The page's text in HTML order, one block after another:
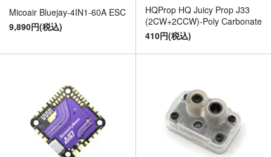
Micoair Bluejay-4IN1-60A ESC
9,890円(税込)
HQProp HQ Juicy Prop J33
(2CW+2CCW)-Poly Carbonate
410円(税込)